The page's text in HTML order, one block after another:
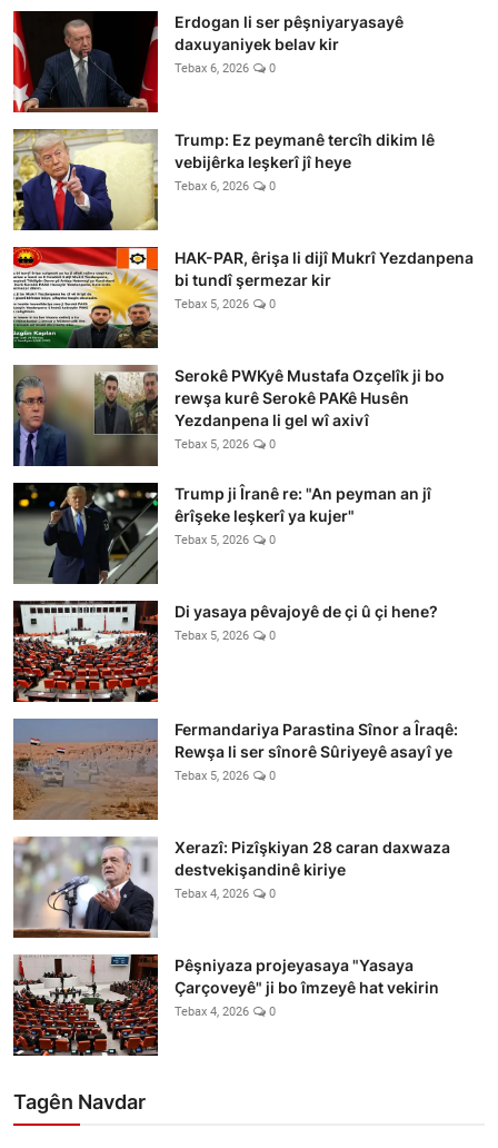
Erdogan li ser pêşniyaryasayê
daxuyaniyek belav kir
Tebax 6, 2026 0
Trump: Ez peymanê tercîh dikim lê
vebijêrka leşkerî jî heye
Tebax 6, 2026 0
HAK-PAR, êrişa li dijî Mukrî Yezdanpena
bi tundî şermezar kir
Tebax 5, 2026 0
Serokê PWKyê Mustafa Ozçelîk ji bo
rewşa kurê Serokê PAKê Husên
Yezdanpena li gel wî axivî
Tebax 5, 2026 0
Trump ji Îranê re: "An peyman an jî
êrîşeke leşkerî ya kujer"
Tebax 5, 2026 0
Di yasaya pêvajoyê de çi û çi hene?
Tebax 5, 2026 0
Fermandariya Parastina Sînor a Îraqê:
Rewşa li ser sînorê Sûriyeyê asayî ye
Tebax 5, 2026 0
Xerazî: Pizîşkiyan 28 caran daxwaza
destvekişandinê kiriye
Tebax 4, 2026 0
Pêşniyaza projeyasaya "Yasaya
Çarçoveyê" ji bo îmzeyê hat vekirin
Tebax 4, 2026 0
Tagên Navdar